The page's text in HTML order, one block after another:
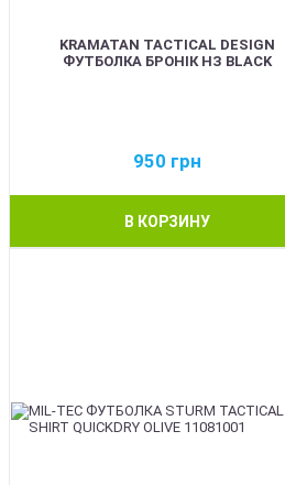
KRAMATAN TACTICAL DESIGN
ФУТБОЛКА БРОНІК НЗ BLACK
950 грн
В КОРЗИНУ